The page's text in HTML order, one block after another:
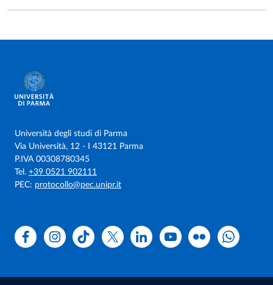
Università degli studi di Parma
Via Università, 12 - I 43121 Parma
P.IVA 00308780345
Tel. +39 0521 902111
PEC: protocollo@pec.unipr.it
FacebookInstagramTikTok X LinkedinYoutubeFlickr